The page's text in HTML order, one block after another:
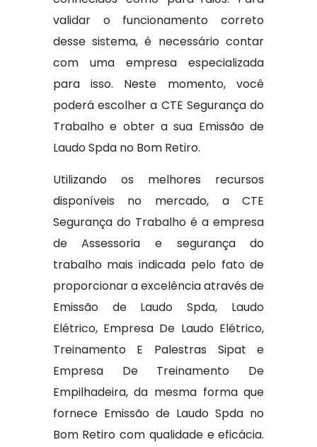
validar o funcionamento correto
desse sistema, é necessário contar
com uma empresa especializada
para isso. Neste momento, você
poderá escolher a CTE Segurança do
Trabalho e obter a sua Emissão de
Laudo Spda no Bom Retiro.
Utilizando os melhores recursos
disponíveis no mercado, a CTE
Segurança do Trabalho é a empresa
de Assessoria e segurança do
trabalho mais indicada pelo fato de
proporcionar a excelência através de
Emissão de Laudo Spda, Laudo
Elétrico, Empresa De Laudo Elétrico,
Treinamento E Palestras Sipat e
Empresa De Treinamento De
Empilhadeira, da mesma forma que
fornece Emissão de Laudo Spda no
Bom Retiro com qualidade e eficácia.